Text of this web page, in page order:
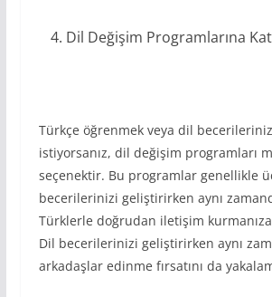
Dil Değişim Programlarına
Türkçe öğrenmek veya dil
istiyorsanız, dil değişim programları
seçenektir. Bu programlar genellikle
becerilerinizi geliştirirken aynı
Türklerle doğrudan iletişim
Dil becerilerinizi geliştirirken aynı
arkadaşlar edinme fırsatını da